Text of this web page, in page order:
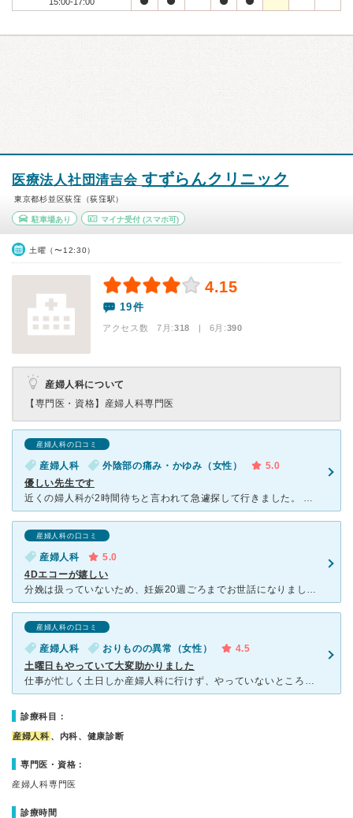
医療法人社団清吉会 すずらんクリニック
東京都杉並区荻窪（荻窪駅）
駐車場あり マイナ受付(スマホ可)
土曜（〜12:30）
4.15
19件
アクセス数 7月:318 | 6月:390
産婦人科について
【専門医・資格】 産婦人科専門医
産婦人科の口コミ
産婦人科 外陰部の痛み・かゆみ（女性）
5.0
優しい先生です
近くの婦人科が2時間待ちと言われて急遽探して行きました。 男性医師ですがベテランの物腰の柔らかい先生なので安心できました。内診も丁寧でよかったです。 先生の雰囲気と同じように看護師さんや受付の方も
産婦人科の口コミ
産婦人科
5.0
4Dエコーが嬉しい
分娩は扱っていないため、妊娠20週ごろまでお世話になりました。 初めての妊娠で不安が多かったのですが、先生が優しく、質問に対して丁寧に答えてくださるので安心しました。 助産師さんも優しく、いつもの
産婦人科の口コミ
産婦人科 おりものの異常（女性）
4.5
土曜日もやっていて大変助かりました
仕事が忙しく土日しか産婦人科に行けず、やっていないところが多いので大変助かりました。 男性医師だったので、少し不安があったのですが物腰の優しいおじいちゃん先生で検査も痛くなく、まったく怖くなかったで
診療科目：
産婦人科 、内科、健康診断
専門医・資格：
産婦人科専門医
診療時間